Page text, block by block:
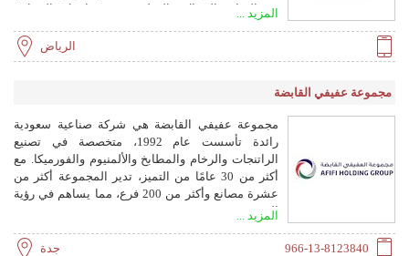
بين المتانة، الجمال، والوظيفة. نقدم واجهات الستائر،
المزيد ...
الرياض
مجموعة عفيفي القابضة
مجموعة عفيفي القابضة هي شركة صناعية سعودية
رائدة تأسست عام 1992، متخصصة في تصنيع
الراتنجات والرخام والمطابخ والألمنيوم والفورميكا. مع
أكثر من 30 عامًا من التميز، تدير المجموعة أكثر من
عشرة مصانع وأكثر من 200 فرع، مما يساهم في رؤية
السعودية 2030.
المزيد ...
966-13-8123840 جدة